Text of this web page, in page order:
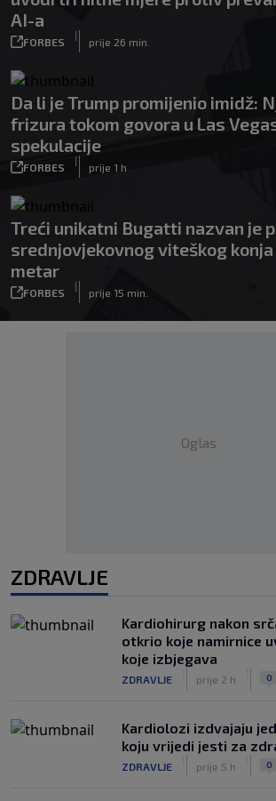
AI-a
FORBES
|
prije 26 min.
Da li je Trump promijenio imidž:
frizura tokom govora u Las
spekulacije
FORBES
|
prije 1 h
Treći unikatni Bugatti nazvan je
srednjovjekovnog viteškog
metar
FORBES
|
prije 15 min.
Oglas
ZDRAVLJE
Kardiohirurg nakon
otkrio koje namirnice
koje izbjegava
ZDRAVLJE prije 2 h 0
Kardiolozi izdvajaju
koju vrijedi jesti za
ZDRAVLJE prije 5 h 0